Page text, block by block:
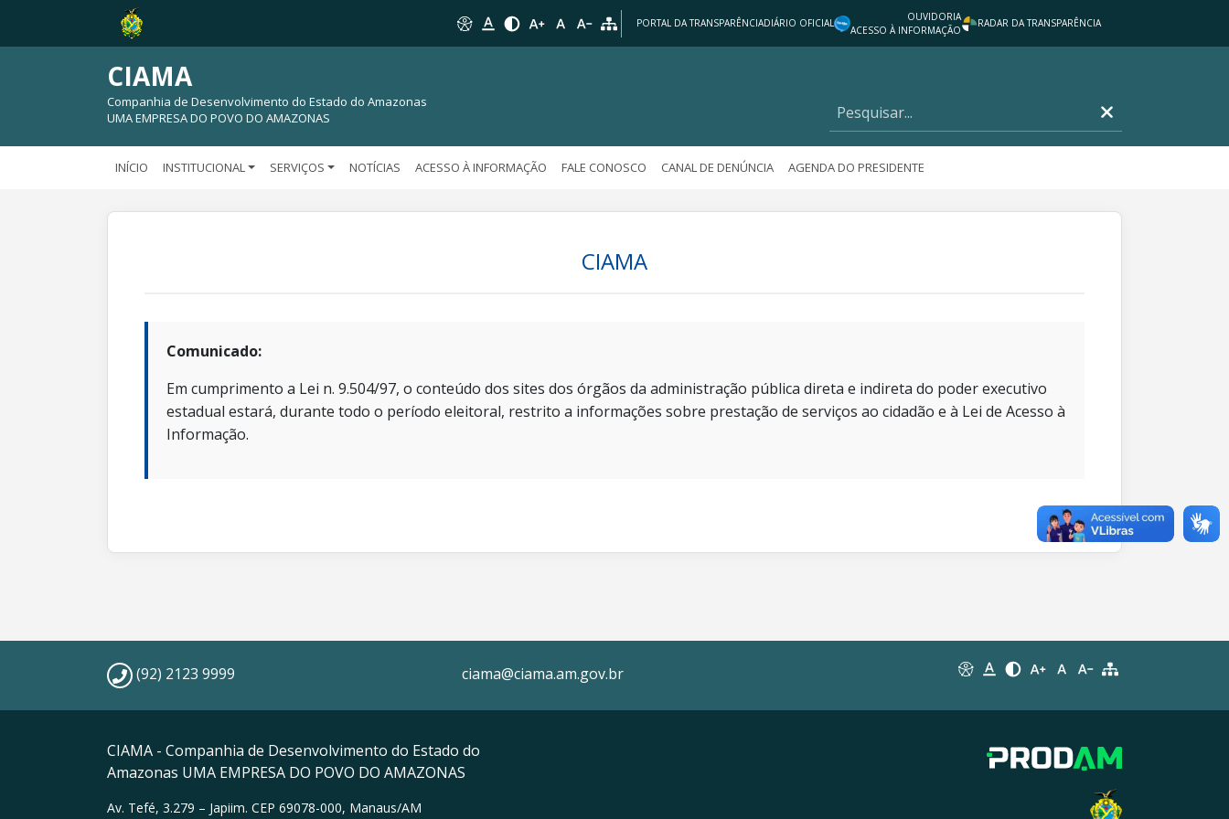
PORTAL DA TRANSPARÊNCIADIÁRIO OFICIAL
OUVIDORIA
ACESSO À INFORMAÇÃO
RADAR DA TRANSPARÊNCIA
CIAMA
Companhia de Desenvolvimento do Estado do Amazonas
UMA EMPRESA DO POVO DO AMAZONAS
INÍCIO INSTITUCIONAL SERVIÇOS NOTÍCIAS ACESSO À INFORMAÇÃO FALE CONOSCO CANAL DE DENÚNCIA AGENDA DO PRESIDENTE
CIAMA
Comunicado:
Em cumprimento a Lei n. 9.504/97, o conteúdo dos sites dos órgãos da administração pública direta e indireta do poder executivo
estadual estará, durante todo o período eleitoral, restrito a informações sobre prestação de serviços ao cidadão e à Lei de Acesso à
Informação.
(92) 2123 9999 ciama@ciama.am.gov.br
CIAMA - Companhia de Desenvolvimento do Estado do
Amazonas UMA EMPRESA DO POVO DO AMAZONAS
Av. Tefé, 3.279 – Japiim. CEP 69078-000, Manaus/AM